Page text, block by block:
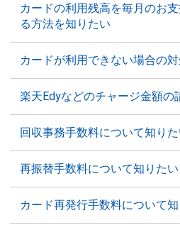
カードの利用残高を毎月のお
る方法を知りたい
カードが利用できない場合の
楽天Edyなどのチャージ金額の
回収事務手数料について知り
再振替手数料について知りたい
カード再発行手数料について